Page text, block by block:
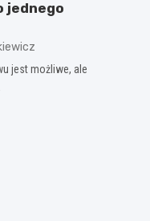
jednego
jest możliwe, ale